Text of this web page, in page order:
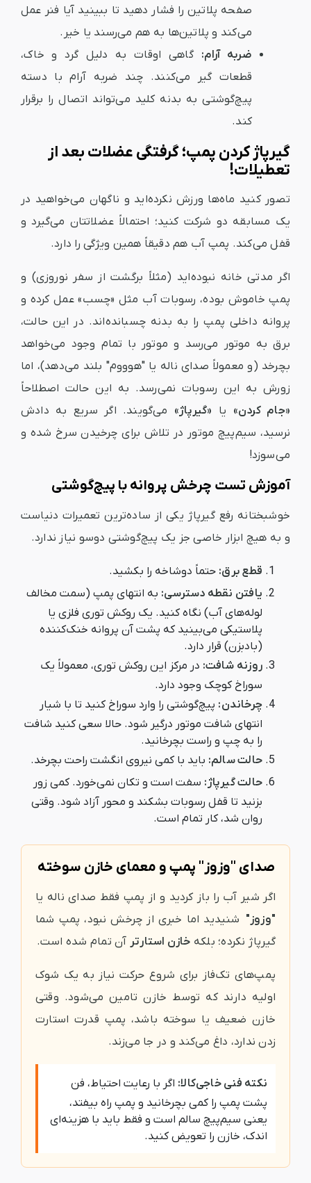
صفحه پلاتین را فشار دهید تا ببینید آیا فنر عمل
می‌کند و پلاتین‌ها به هم می‌رسند یا خیر.
ضربه آرام: گاهی اوقات به دلیل گرد و خاک،
قطعات گیر می‌کنند. چند ضربه آرام با دسته
پیچ‌گوشتی به بدنه کلید می‌تواند اتصال را برقرار
کند.
گیرپاژ کردن پمپ؛ گرفتگی عضلات بعد از
تعطیلات!
تصور کنید ماه‌ها ورزش نکرده‌اید و ناگهان می‌خواهید در
یک مسابقه دو شرکت کنید؛ احتمالاً عضلاتتان می‌گیرد و
قفل می‌کند. پمپ آب هم دقیقاً همین ویژگی را دارد.
اگر مدتی خانه نبوده‌اید (مثلاً برگشت از سفر نوروزی) و
پمپ خاموش بوده، رسوبات آب مثل «چسب» عمل کرده و
پروانه داخلی پمپ را به بدنه چسبانده‌اند. در این حالت،
برق به موتور می‌رسد و موتور با تمام وجود می‌خواهد
بچرخد (و معمولاً صدای ناله یا "هوووم" بلند می‌دهد)، اما
زورش به این رسوبات نمی‌رسد. به این حالت اصطلاحاً
«جام کردن» یا «گیرپاژ» می‌گویند. اگر سریع به دادش
نرسید، سیم‌پیچ موتور در تلاش برای چرخیدن سرخ شده و
می‌سوزد!
آموزش تست چرخش پروانه با پیچ‌گوشتی
خوشبختانه رفع گیرپاژ یکی از ساده‌ترین تعمیرات دنیاست
و به هیچ ابزار خاصی جز یک پیچ‌گوشتی دو‌سو نیاز ندارد.
قطع برق: حتماً دوشاخه را بکشید.
یافتن نقطه دسترسی: به انتهای پمپ (سمت مخالف
لوله‌های آب) نگاه کنید. یک روکش توری فلزی یا
پلاستیکی می‌بینید که پشت آن پروانه خنک‌کننده
(بادبزن) قرار دارد.
روزنه شافت: در مرکز این روکش توری، معمولاً یک
سوراخ کوچک وجود دارد.
چرخاندن: پیچ‌گوشتی را وارد سوراخ کنید تا با شیار
انتهای شافت موتور درگیر شود. حالا سعی کنید شافت
را به چپ و راست بچرخانید.
حالت سالم: باید با کمی نیروی انگشت راحت بچرخد.
حالت گیرپاژ: سفت است و تکان نمی‌خورد. کمی زور
بزنید تا قفل رسوبات بشکند و محور آزاد شود. وقتی
روان شد، کار تمام است.
صدای "وزوز" پمپ و معمای خازن سوخته
اگر شیر آب را باز کردید و از پمپ فقط صدای ناله یا
"وزوز" شنیدید اما خبری از چرخش نبود، پمپ شما
گیرپاژ نکرده؛ بلکه خازن استارتر آن تمام شده است.
پمپ‌های تک‌فاز برای شروع حرکت نیاز به یک شوک
اولیه دارند که توسط خازن تامین می‌شود. وقتی
خازن ضعیف یا سوخته باشد، پمپ قدرت استارت
زدن ندارد، داغ می‌کند و در جا می‌زند.
نکته فنی خاجی‌کالا: اگر با رعایت احتیاط، فن
پشت پمپ را کمی بچرخانید و پمپ راه بیفتد،
یعنی سیم‌پیچ سالم است و فقط باید با هزینه‌ای
اندک، خازن را تعویض کنید.